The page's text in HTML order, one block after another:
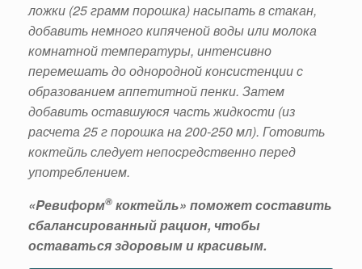
ложки (25 грамм порошка) насыпать в стакан,
добавить немного кипяченой воды или молока
комнатной температуры, интенсивно
перемешать до однородной консистенции с
образованием аппетитной пенки. Затем
добавить оставшуюся часть жидкости (из
расчета 25 г порошка на 200-250 мл). Готовить
коктейль следует непосредственно перед
употреблением.
«Pевиформ® коктейль» поможет составить
сбалансированный рацион, чтобы
оставаться здоровым и красивым.